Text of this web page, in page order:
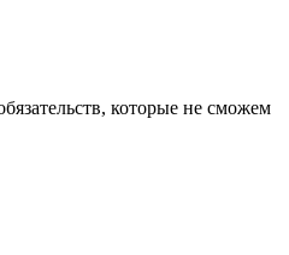
которые не сможем